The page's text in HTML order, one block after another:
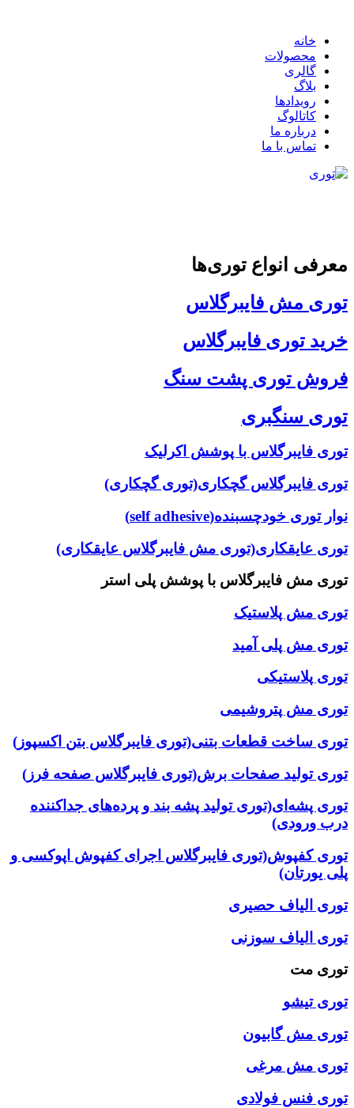
خانه
محصولات
گالری
بلاگ
رویدادها
کاتالوگ
درباره ما
تماس با ما
معرفی انواع توری‌ها
توری مش فایبرگلاس
خرید توری فایبرگلاس
فروش توری پشت سنگ
توری سنگبری
توری فایبرگلاس با پوشش اکرلیک
توری فایبرگلاس گچکاری(توری گچکاری)
نوار توری خودچسبنده(self adhesive)
توری عایقکاری(توری مش فایبرگلاس عایقکاری)
توری مش فایبرگلاس با پوشش پلی استر
توری مش پلاستیک
توری مش پلی آمید
توری پلاستیکی
توری مش پتروشیمی
توری ساخت قطعات بتنی(توری فایبرگلاس بتن اکسپوز)
توری تولید صفحات برش(توری فایبرگلاس صفحه فرز)
توری پشه‌ای(توری تولید پشه بند و پرده‌های جداکننده
درب ورودی)
توری کفپوش(توری فایبرگلاس اجرای کفپوش اپوکسی و
پلی یورتان)
توری الیاف حصیری
توری الیاف سوزنی
توری مت
توری تیشو
توری مش گابیون
توری مش مرغی
توری فنس فولادی